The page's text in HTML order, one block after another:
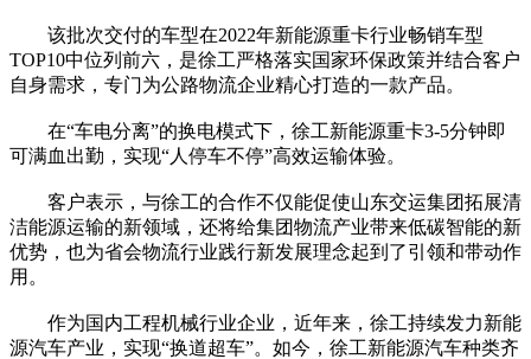
该批次交付的车型在2022年新能源重卡行业畅销车型
TOP10中位列前六，是徐工严格落实国家环保政策并结合客户
自身需求，专门为公路物流企业精心打造的一款产品。
在“车电分离”的换电模式下，徐工新能源重卡3-5分钟即
可满血出勤，实现“人停车不停”高效运输体验。
客户表示，与徐工的合作不仅能促使山东交运集团拓展清
洁能源运输的新领域，还将给集团物流产业带来低碳智能的新
优势，也为省会物流行业践行新发展理念起到了引领和带动作
用。
作为国内工程机械行业企业，近年来，徐工持续发力新能
源汽车产业，实现“换道超车”。如今，徐工新能源汽车种类齐